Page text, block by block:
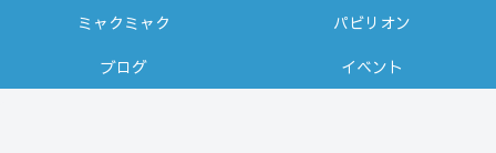
ミャクミャク
パビリオン
ブログ
イベント